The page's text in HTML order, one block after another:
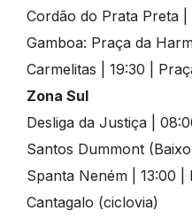
Cordão do Prata Preta |
Gamboa: Praça da
Carmelitas | 19:30 |
Zona Sul
Desliga da Justiça |
Santos Dummont
Spanta Neném | 13:00 |
Cantagalo (ciclovia)